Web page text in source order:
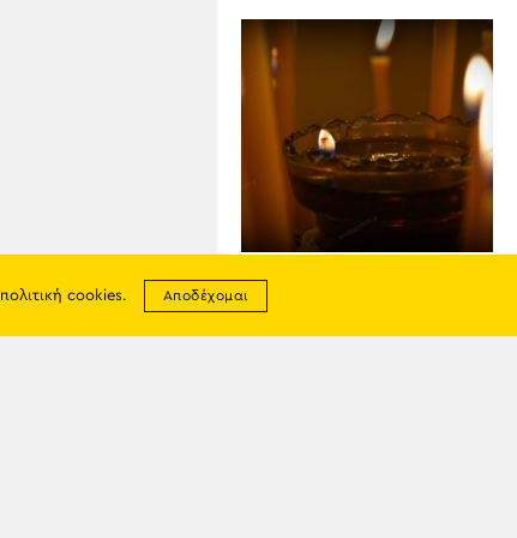
07
Εορτολόγιο 7 Αυγούστου:
Ποιοι γιορτάζουν σήμερα
πολιτική cookies. Αποδέχομαι